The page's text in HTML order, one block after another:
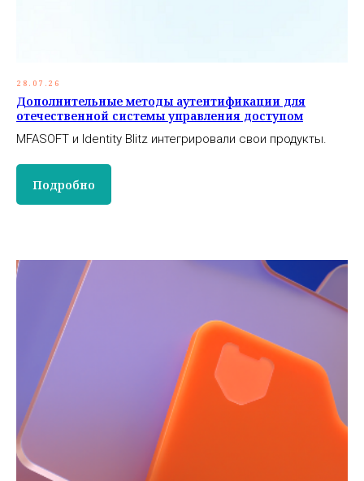
28.07.26
Дополнительные методы аутентификации для
отечественной системы управления доступом
MFASOFT и Identity Blitz интегрировали свои продукты.
Подробно